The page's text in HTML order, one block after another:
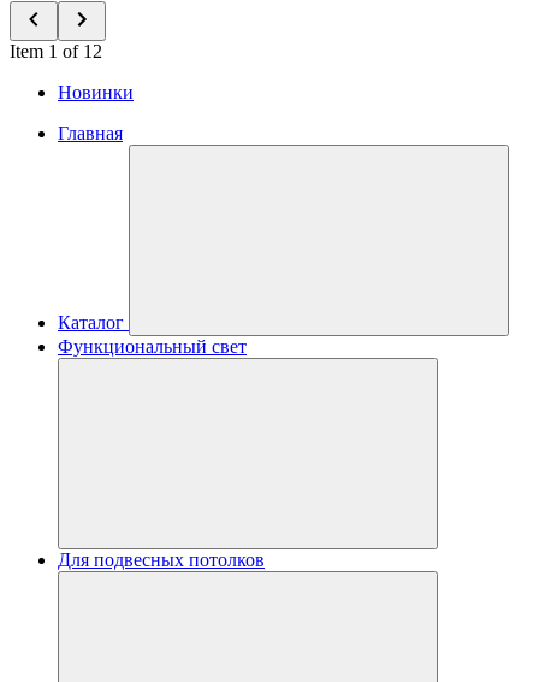
Item 1 of 12
Новинки
Главная
Каталог
Функциональный свет
Для подвесных потолков